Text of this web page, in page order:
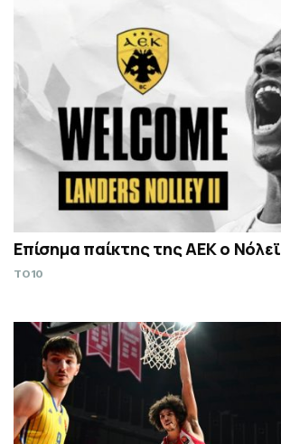
Επίσημα παίκτης της ΑΕΚ ο Νόλεϊ
TO10